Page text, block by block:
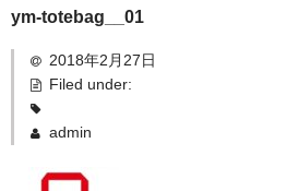
HOME
在庫処分セール
全取扱商品
ym-totebag__01
2018年2月27日
Filed under:
admin